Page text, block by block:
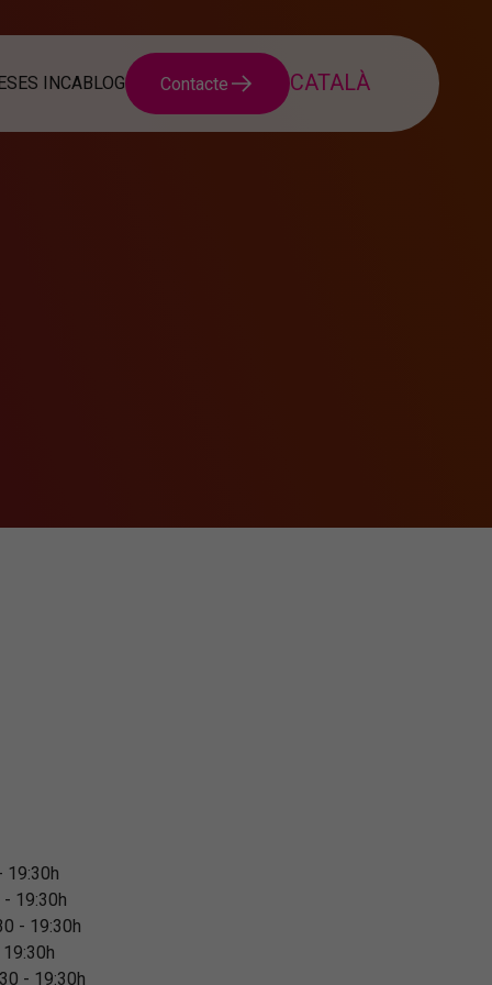
INCABLOG Contacte
19:30h
19:30h
- 19:30h
- 19:30h